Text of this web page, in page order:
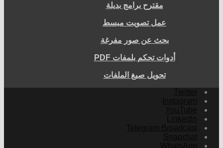
مقترح برامج بديلة
عمل تصويت مبسط
بحث عن صور مفرغة
أدوات تحكم بلمفات PDF
تحويل صيغ الملفات